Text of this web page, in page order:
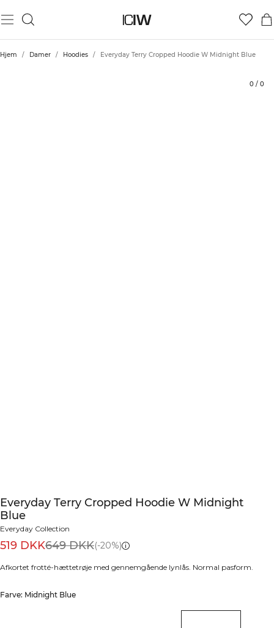
Hjem / Damer / Hoodies / Everyday Terry Cropped Hoodie W Midnight Blue
0 / 0
Everyday Terry Cropped Hoodie W Midnight
Blue
Everyday Collection
519 DKK649 DKK(-20%)
Afkortet frotté-hættetrøje med gennemgående lynlås. Normal pasform.
Farve: Midnight Blue